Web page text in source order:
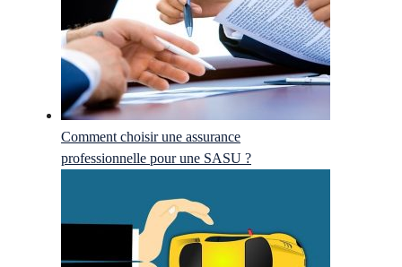
Comment choisir une assurance
professionnelle pour une SASU ?